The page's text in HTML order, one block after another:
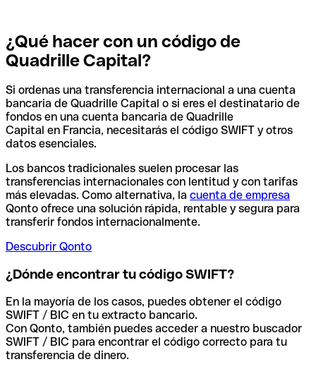
¿Qué hacer con un código de
Quadrille Capital?
Si ordenas una transferencia internacional a una cuenta
bancaria de Quadrille Capital o si eres el destinatario de
fondos en una cuenta bancaria de Quadrille
Capital en Francia, necesitarás el código SWIFT y otros
datos esenciales.
Los bancos tradicionales suelen procesar las
transferencias internacionales con lentitud y con tarifas
más elevadas. Como alternativa, la cuenta de empresa
Qonto ofrece una solución rápida, rentable y segura para
transferir fondos internacionalmente.
Descubrir Qonto
¿Dónde encontrar tu código SWIFT?
En la mayoría de los casos, puedes obtener el código
SWIFT / BIC en tu extracto bancario.
Con Qonto, también puedes acceder a nuestro buscador
SWIFT / BIC para encontrar el código correcto para tu
transferencia de dinero.